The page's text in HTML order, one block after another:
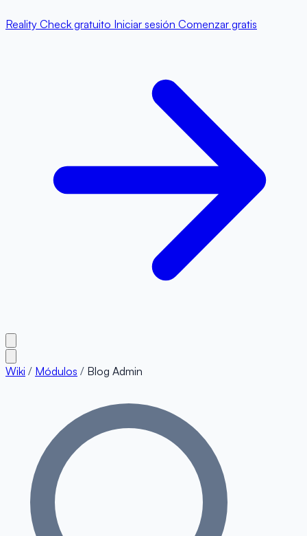
Reality Check gratuito Iniciar sesión Comenzar gratis
Wiki / Módulos / Blog Admin